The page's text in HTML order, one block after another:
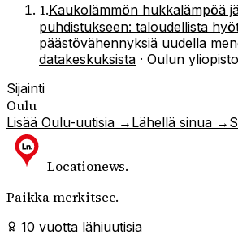
1.Kaukolämmön hukkalämpöä
puhdistukseen: taloudellista
päästövähennyksiä uudella
datakeskuksista · Oulun yliopisto
Sijainti
Oulu
Lisää Oulu-uutisia → Lähellä sinua →
Locationews.
Paikka merkitsee.
10 vuotta lähiuutisia